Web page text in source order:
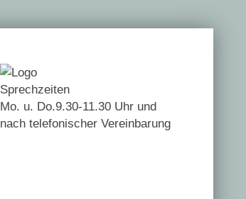
Sprechzeiten
Mo. u. Do.9.30-11.30 Uhr und
nach telefonischer Vereinbarung